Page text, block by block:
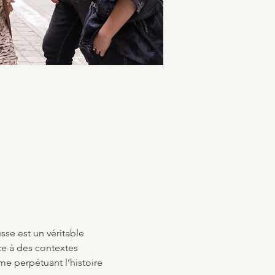
est un véritable
à des contextes
perpétuant l’histoire